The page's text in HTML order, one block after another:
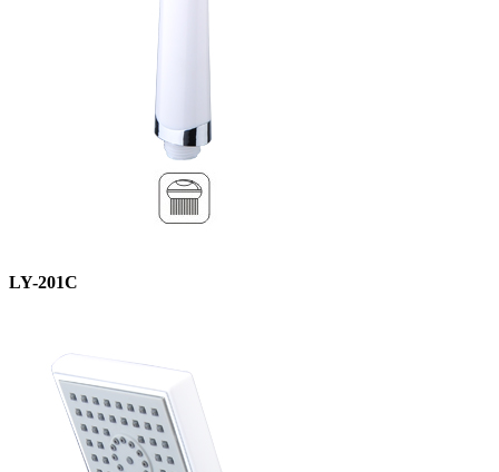
LY-201C